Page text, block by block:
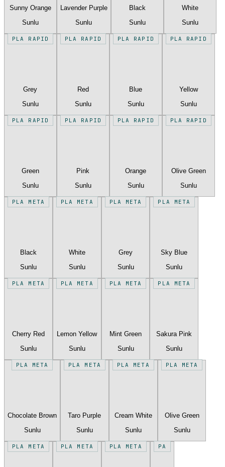
Sunny Orange
Sunlu
Lavender Purple
Sunlu
Black
Sunlu
White
Sunlu
PLA RAPID
Grey
Sunlu
PLA RAPID
Red
Sunlu
PLA RAPID
Blue
Sunlu
PLA RAPID
Yellow
Sunlu
PLA RAPID
Green
Sunlu
PLA RAPID
Pink
Sunlu
PLA RAPID
Orange
Sunlu
PLA RAPID
Olive Green
Sunlu
PLA META
Black
Sunlu
PLA META
White
Sunlu
PLA META
Grey
Sunlu
PLA META
Sky Blue
Sunlu
PLA META
Cherry Red
Sunlu
PLA META
Lemon Yellow
Sunlu
PLA META
Mint Green
Sunlu
PLA META
Sakura Pink
Sunlu
PLA META
Chocolate Brown
Sunlu
PLA META
Taro Purple
Sunlu
PLA META
Cream White
Sunlu
PLA META
Olive Green
Sunlu
PLA META PLA META PLA META PA